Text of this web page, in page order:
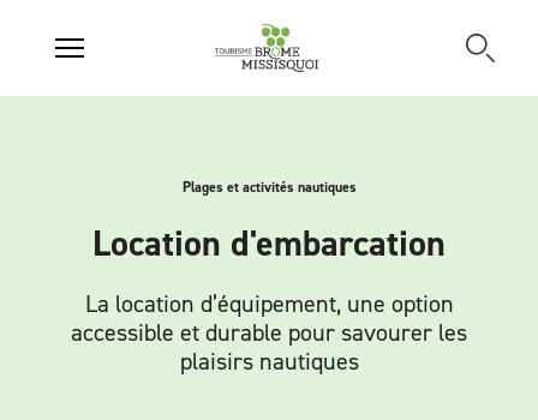
Plages et activités nautiques
Location d'embarcation
La location d’équipement, une option
accessible et durable pour savourer les
plaisirs nautiques